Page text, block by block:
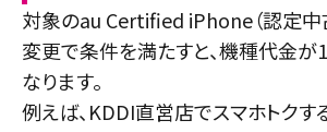
対象のau Certified iPhone（認定中
変更で条件を満たすと、機種代金
なります。
例えば、KDDI直営店でスマホトクす